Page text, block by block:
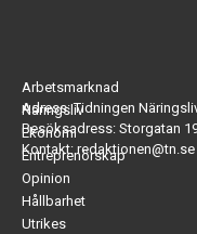
Adress: Tidningen
Besöksadress: Storgatan
Kontakt: redaktionen@tn.se
Arbetsmarknad
Näringsliv
Ekonomi
Entreprenörskap
Opinion
Hållbarhet
Utrikes